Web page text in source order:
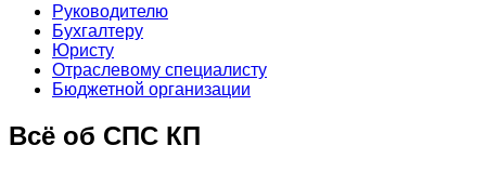
Руководителю
Бухгалтеру
Юристу
Отраслевому специалисту
Бюджетной организации
Всё об СПС КП